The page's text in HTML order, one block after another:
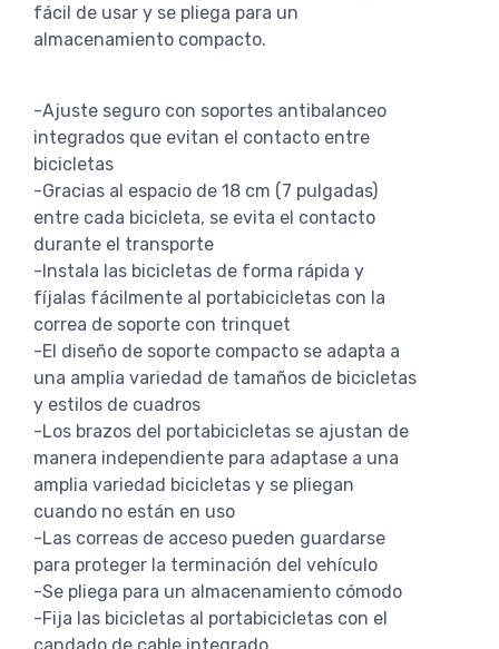
fácil de usar y se pliega para un
almacenamiento compacto.
-Ajuste seguro con soportes antibalanceo
integrados que evitan el contacto entre
bicicletas
-Gracias al espacio de 18 cm (7 pulgadas)
entre cada bicicleta, se evita el contacto
durante el transporte
-Instala las bicicletas de forma rápida y
fíjalas fácilmente al portabicicletas con la
correa de soporte con trinquet
-El diseño de soporte compacto se adapta a
una amplia variedad de tamaños de bicicletas
y estilos de cuadros
-Los brazos del portabicicletas se ajustan de
manera independiente para adaptase a una
amplia variedad bicicletas y se pliegan
cuando no están en uso
-Las correas de acceso pueden guardarse
para proteger la terminación del vehículo
-Se pliega para un almacenamiento cómodo
-Fija las bicicletas al portabicicletas con el